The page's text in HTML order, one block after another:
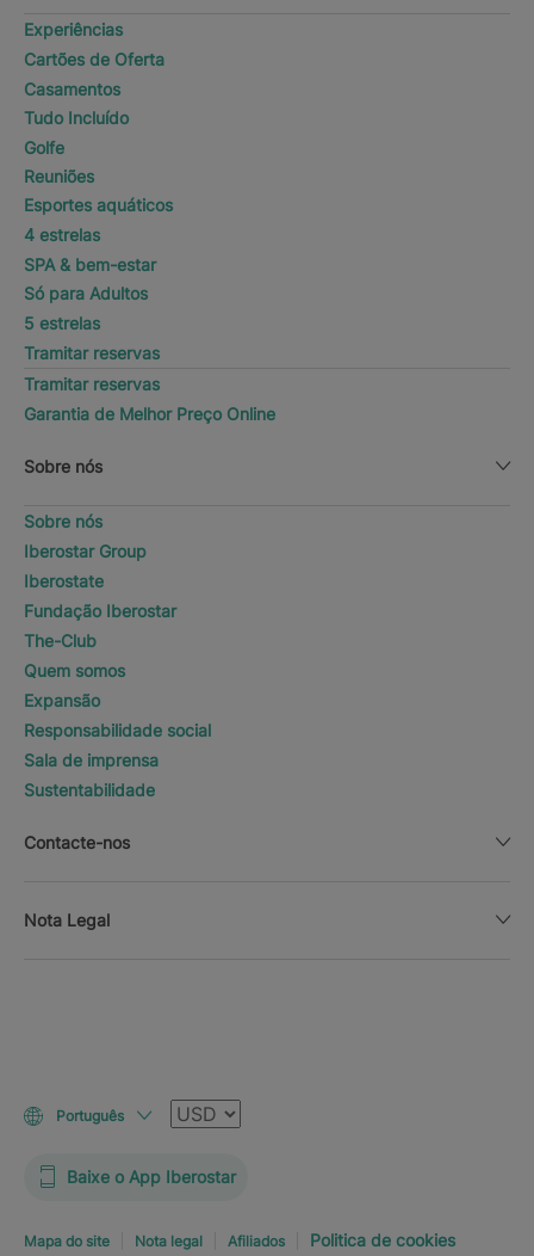
Experiências
Cartões de Oferta
Casamentos
Tudo Incluído
Golfe
Reuniões
Esportes aquáticos
4 estrelas
SPA & bem-estar
Só para Adultos
5 estrelas
Tramitar reservas
Tramitar reservas
Garantia de Melhor Preço Online
Sobre nós
Sobre nós
Iberostar Group
Iberostate
Fundação Iberostar
The-Club
Quem somos
Expansão
Responsabilidade social
Sala de imprensa
Sustentabilidade
Contacte-nos
Nota Legal
Português Moeda
Baixe o App Iberostar
Mapa do site Nota legal Afiliados Politica de cookies